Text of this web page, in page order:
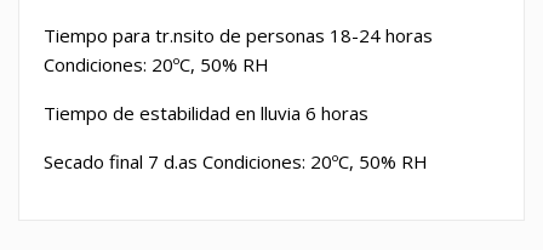
Tiempo para tr.nsito de personas 18-24 horas
Condiciones: 20ºC, 50% RH
Tiempo de estabilidad en lluvia 6 horas
Secado final 7 d.as Condiciones: 20ºC, 50% RH